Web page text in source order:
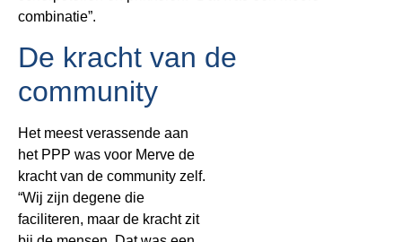
combinatie”.
De kracht van de
community
Het meest verassende aan
het PPP was voor Merve de
kracht van de community zelf.
“Wij zijn degene die
faciliteren, maar de kracht zit